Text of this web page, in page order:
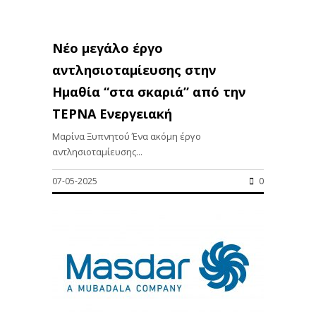
Νέο μεγάλο έργο
αντλησιοταμίευσης στην
Ημαθία “στα σκαριά” από την
ΤΕΡΝΑ Ενεργειακή
Μαρίνα Ξυπνητού Ένα ακόμη έργο
αντλησιοταμίευσης...
07-05-2025 0